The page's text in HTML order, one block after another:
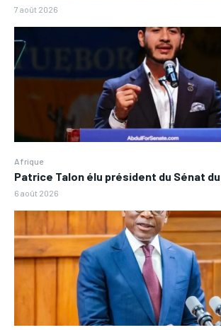
7 août 2026
Afrique
Patrice Talon élu président du Sénat
6 août 2026